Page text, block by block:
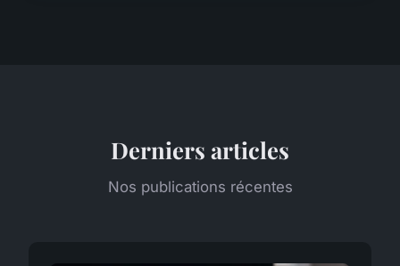
Derniers articles
Nos publications récentes